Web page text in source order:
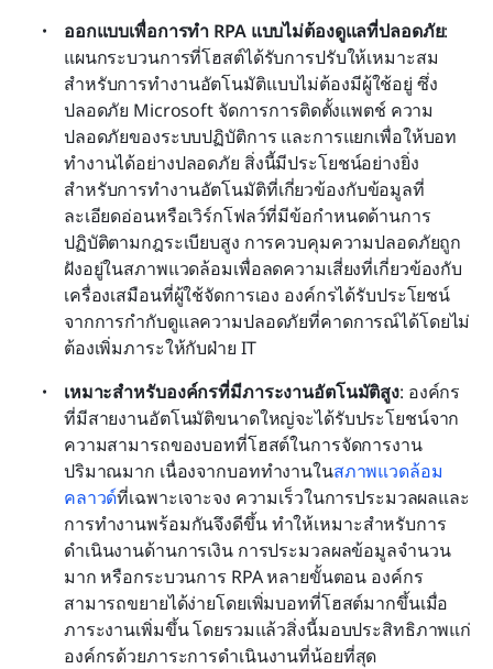
ออกแบบเพื่อการทำ RPA แบบไม่ต้องดูแลที่ปลอดภัย:
แผนกระบวนการที่โฮสต์ได้รับการปรับให้เหมาะสม
สำหรับการทำงานอัตโนมัติแบบไม่ต้องมีผู้ใช้อยู่ ซึ่ง
ปลอดภัย Microsoft จัดการการติดตั้งแพตช์ ความ
ปลอดภัยของระบบปฏิบัติการ และการแยกเพื่อให้บอท
ทำงานได้อย่างปลอดภัย สิ่งนี้มีประโยชน์อย่างยิ่ง
สำหรับการทำงานอัตโนมัติที่เกี่ยวข้องกับข้อมูลที่
ละเอียดอ่อนหรือเวิร์กโฟลว์ที่มีข้อกำหนดด้านการ
ปฏิบัติตามกฎระเบียบสูง การควบคุมความปลอดภัยถูก
ฝังอยู่ในสภาพแวดล้อมเพื่อลดความเสี่ยงที่เกี่ยวข้องกับ
เครื่องเสมือนที่ผู้ใช้จัดการเอง องค์กรได้รับประโยชน์
จากการกำกับดูแลความปลอดภัยที่คาดการณ์ได้โดยไม่
ต้องเพิ่มภาระให้กับฝ่าย IT
เหมาะสำหรับองค์กรที่มีภาระงานอัตโนมัติสูง: องค์กร
ที่มีสายงานอัตโนมัติขนาดใหญ่จะได้รับประโยชน์จาก
ความสามารถของบอทที่โฮสต์ในการจัดการงาน
ปริมาณมาก เนื่องจากบอททำงานในสภาพแวดล้อม
คลาวด์ที่เฉพาะเจาะจง ความเร็วในการประมวลผลและ
การทำงานพร้อมกันจึงดีขึ้น ทำให้เหมาะสำหรับการ
ดำเนินงานด้านการเงิน การประมวลผลข้อมูลจำนวน
มาก หรือกระบวนการ RPA หลายขั้นตอน องค์กร
สามารถขยายได้ง่ายโดยเพิ่มบอทที่โฮสต์มากขึ้นเมื่อ
ภาระงานเพิ่มขึ้น โดยรวมแล้วสิ่งนี้มอบประสิทธิภาพแก่
องค์กรด้วยภาระการดำเนินงานที่น้อยที่สุด